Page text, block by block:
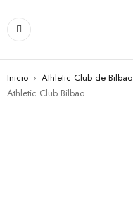
Inicio › Athletic Club de Bilbao
Athletic Club Bilbao